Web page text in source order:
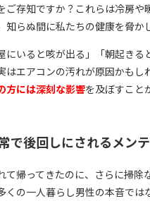
ご存知ですか？これらは冷房や
知らぬ間に私たちの健康を脅か
にいると咳が出る」「朝起きる
はエアコンの汚れが原因かもし
方には深刻な影響を及ぼすこと
で後回しにされるメン
て帰ってきたのに、さらに掃除
くの一人暮らし男性の本音では